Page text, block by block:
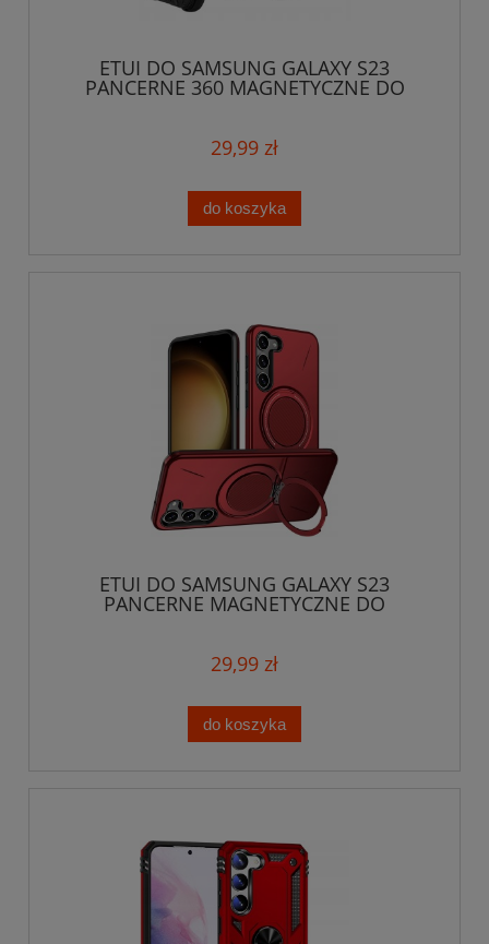
ETUI DO SAMSUNG GALAXY S23
PANCERNE 360 MAGNETYCZNE DO
29,99 zł
do koszyka
ETUI DO SAMSUNG GALAXY S23
PANCERNE MAGNETYCZNE DO
29,99 zł
do koszyka